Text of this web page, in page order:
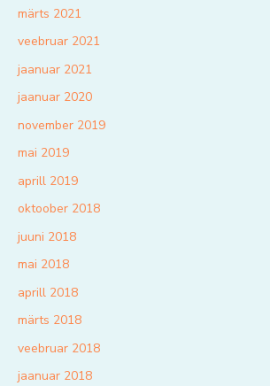
märts 2021
veebruar 2021
jaanuar 2021
jaanuar 2020
november 2019
mai 2019
aprill 2019
oktoober 2018
juuni 2018
mai 2018
aprill 2018
märts 2018
veebruar 2018
jaanuar 2018